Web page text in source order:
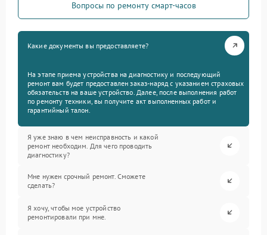
Вопросы по ремонту смарт-часов
Какие документы вы предоставляете?
На этапе приема устройства на диагностику и последующий
ремонт вам будет предоставлен заказ-наряд с указанием страховых
обязательств на ваше устройство. Далее, после выполнения работ
по ремонту техники, вы получите акт выполненных работ и
гарантийный талон.
Я уже знаю в чем неисправность и какой
ремонт необходим. Для чего проводить
диагностику?
Мне нужен срочный ремонт. Сможете
сделать?
Я хочу, чтобы мое устройство
ремонтировали при мне.